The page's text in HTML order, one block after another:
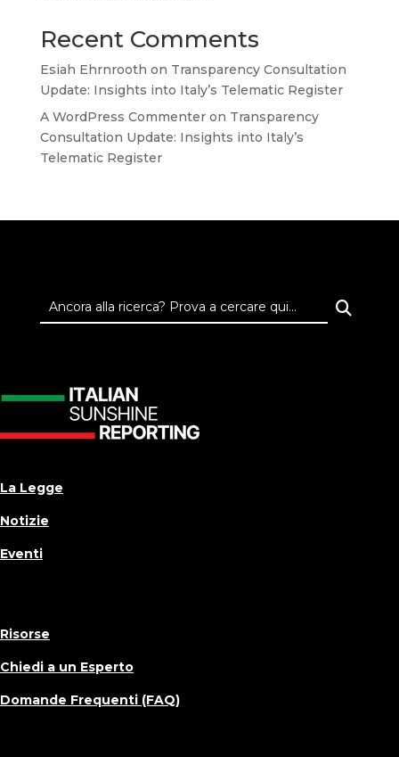
Recent Comments
Esiah Ehrnrooth on Transparency Consultation
Update: Insights into Italy’s Telematic Register
A WordPress Commenteron Transparency
Consultation Update: Insights into Italy’s
Telematic Register
La Legge
Notizie
Eventi
Risorse
Chiedi a un Esperto
Domande Frequenti (FAQ)